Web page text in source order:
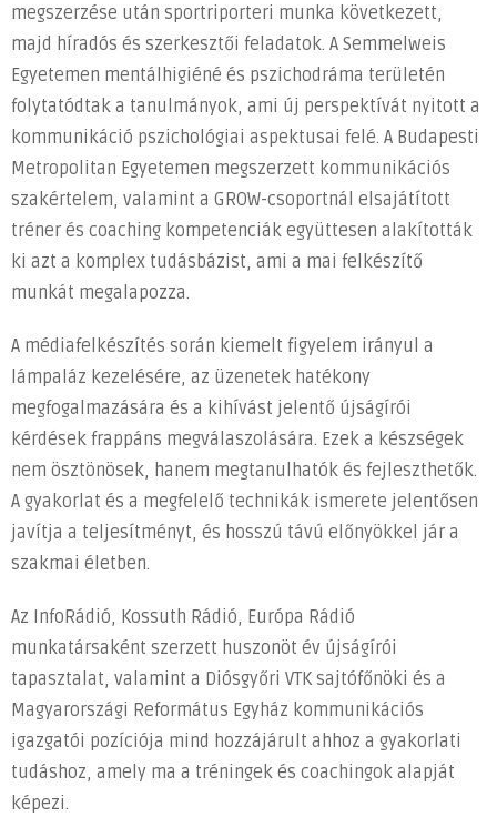
megszerzése után sportriporteri munka következett,
majd híradós és szerkesztői feladatok. A Semmelweis
Egyetemen mentálhigiéné és pszichodráma területén
folytatódtak a tanulmányok, ami új perspektívát nyitott a
kommunikáció pszichológiai aspektusai felé. A Budapesti
Metropolitan Egyetemen megszerzett kommunikációs
szakértelem, valamint a GROW-csoportnál elsajátított
tréner és coaching kompetenciák együttesen alakították
ki azt a komplex tudásbázist, ami a mai felkészítő
munkát megalapozza.
A médiafelkészítés során kiemelt figyelem irányul a
lámpaláz kezelésére, az üzenetek hatékony
megfogalmazására és a kihívást jelentő újságírói
kérdések frappáns megválaszolására. Ezek a készségek
nem ösztönösek, hanem megtanulhatók és fejleszthetők.
A gyakorlat és a megfelelő technikák ismerete jelentősen
javítja a teljesítményt, és hosszú távú előnyökkel jár a
szakmai életben.
Az InfoRádió, Kossuth Rádió, Európa Rádió
munkatársaként szerzett huszonöt év újságírói
tapasztalat, valamint a Diósgyőri VTK sajtófőnöki és a
Magyarországi Református Egyház kommunikációs
igazgatói pozíciója mind hozzájárult ahhoz a gyakorlati
tudáshoz, amely ma a tréningek és coachingok alapját
képezi.